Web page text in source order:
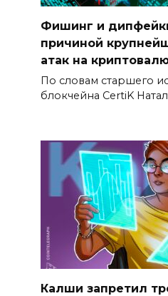
Фишинг и
причиной
атак на
По словам старшего
блокчейна CertiK
Калши запретил